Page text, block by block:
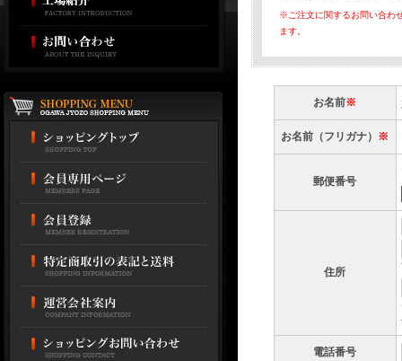
※ご注文に関するお問い合わ
ます。
お名前※
お名前（フリガナ） ※
郵便番号
住所
電話番号